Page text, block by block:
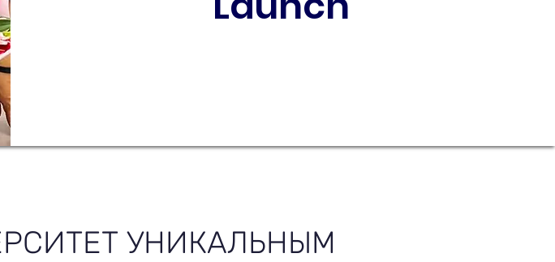
УНИКАЛЬНЫМ